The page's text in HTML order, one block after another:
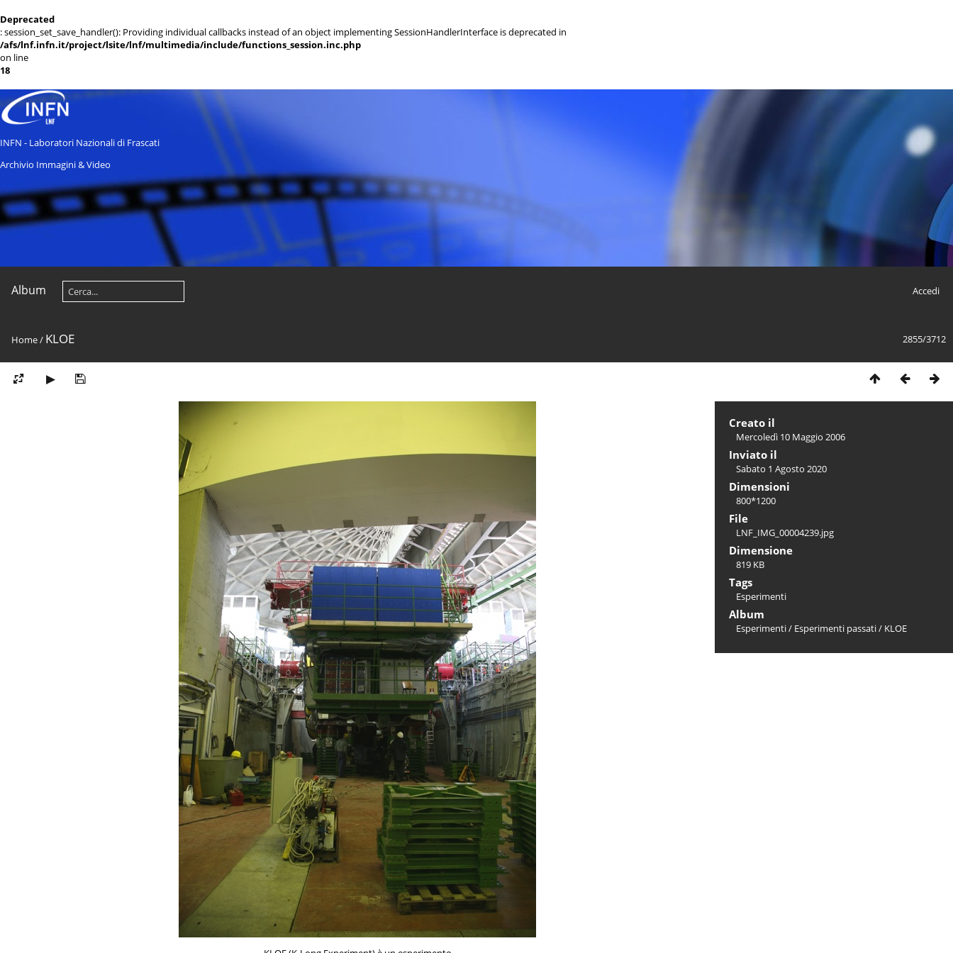
Deprecated
: session_set_save_handler(): Providing individual callbacks instead of an object implementing SessionHandlerInterface is deprecated in
/afs/lnf.infn.it/project/lsite/lnf/multimedia/include/functions_session.inc.php
on line
18
INFN - Laboratori Nazionali di Frascati
Archivio Immagini & Video
Album Accedi
2855/3712
Home/ KLOE
Creato il
Mercoledì 10 Maggio 2006
Inviato il
Sabato 1 Agosto 2020
Dimensioni
800*1200
File
LNF_IMG_00004239.jpg
Dimensione
819 KB
Tags
Esperimenti
Album
Esperimenti/ Esperimenti passati/ KLOE